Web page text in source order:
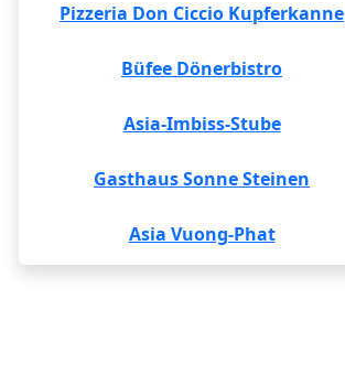
Pizzeria Don Ciccio Kupferkanne
Büfee Dönerbistro
Asia-Imbiss-Stube
Gasthaus Sonne Steinen
Asia Vuong-Phat